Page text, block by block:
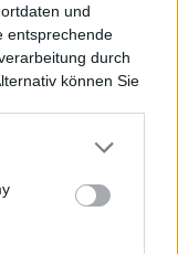
und
entsprechende
durch
können Sie
vor
Daten ohne Ihre
Recht haben,